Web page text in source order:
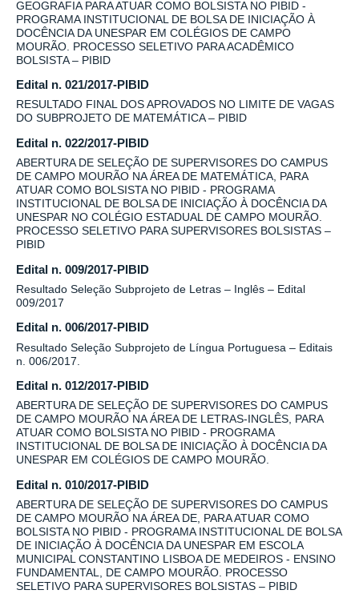
GEOGRAFIA PARA ATUAR COMO BOLSISTA NO PIBID -
PROGRAMA INSTITUCIONAL DE BOLSA DE INICIAÇÃO À
DOCÊNCIA DA UNESPAR EM COLÉGIOS DE CAMPO
MOURÃO. PROCESSO SELETIVO PARA ACADÊMICO
BOLSISTA – PIBID
Edital n. 021/2017-PIBID
RESULTADO FINAL DOS APROVADOS NO LIMITE DE VAGAS
DO SUBPROJETO DE MATEMÁTICA – PIBID
Edital n. 022/2017-PIBID
ABERTURA DE SELEÇÃO DE SUPERVISORES DO CAMPUS
DE CAMPO MOURÃO NA ÁREA DE MATEMÁTICA, PARA
ATUAR COMO BOLSISTA NO PIBID - PROGRAMA
INSTITUCIONAL DE BOLSA DE INICIAÇÃO À DOCÊNCIA DA
UNESPAR NO COLÉGIO ESTADUAL DE CAMPO MOURÃO.
PROCESSO SELETIVO PARA SUPERVISORES BOLSISTAS –
PIBID
Edital n. 009/2017-PIBID
Resultado Seleção Subprojeto de Letras – Inglês – Edital
009/2017
Edital n. 006/2017-PIBID
Resultado Seleção Subprojeto de Língua Portuguesa – Editais
n. 006/2017.
Edital n. 012/2017-PIBID
ABERTURA DE SELEÇÃO DE SUPERVISORES DO CAMPUS
DE CAMPO MOURÃO NA ÁREA DE LETRAS-INGLÊS, PARA
ATUAR COMO BOLSISTA NO PIBID - PROGRAMA
INSTITUCIONAL DE BOLSA DE INICIAÇÃO À DOCÊNCIA DA
UNESPAR EM COLÉGIOS DE CAMPO MOURÃO.
Edital n. 010/2017-PIBID
ABERTURA DE SELEÇÃO DE SUPERVISORES DO CAMPUS
DE CAMPO MOURÃO NA ÁREA DE, PARA ATUAR COMO
BOLSISTA NO PIBID - PROGRAMA INSTITUCIONAL DE BOLSA
DE INICIAÇÃO À DOCÊNCIA DA UNESPAR EM ESCOLA
MUNICIPAL CONSTANTINO LISBOA DE MEDEIROS - ENSINO
FUNDAMENTAL, DE CAMPO MOURÃO. PROCESSO
SELETIVO PARA SUPERVISORES BOLSISTAS – PIBID